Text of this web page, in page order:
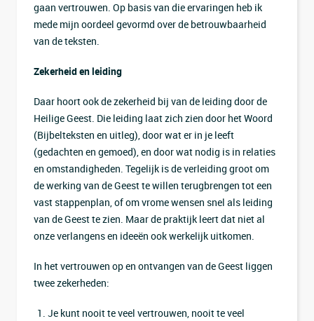
gaan vertrouwen. Op basis van die ervaringen heb ik
mede mijn oordeel gevormd over de betrouwbaarheid
van de teksten.
Zekerheid en leiding
Daar hoort ook de zekerheid bij van de leiding door de
Heilige Geest. Die leiding laat zich zien door het Woord
(Bijbelteksten en uitleg), door wat er in je leeft
(gedachten en gemoed), en door wat nodig is in relaties
en omstandigheden. Tegelijk is de verleiding groot om
de werking van de Geest te willen terugbrengen tot een
vast stappenplan, of om vrome wensen snel als leiding
van de Geest te zien. Maar de praktijk leert dat niet al
onze verlangens en ideeën ook werkelijk uitkomen.
In het vertrouwen op en ontvangen van de Geest liggen
twee zekerheden:
Je kunt nooit te veel vertrouwen, nooit te veel